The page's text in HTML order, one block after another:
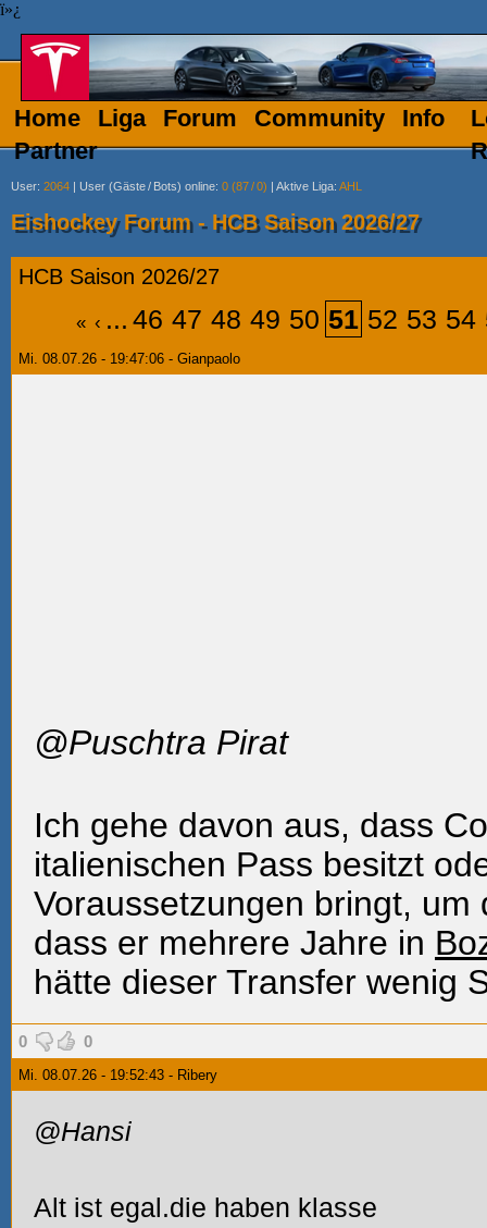
ï»¿
Home Liga Forum Community
Info
Partner
User: 2064 | User (Gäste/ Bots) online: 0 (87/0) | Aktive Liga: AHL
Eishockey Forum - HCB Saison 2026/27
HCB Saison 2026/27
« ‹ ... 46 47 48 49 50 51 52 53 54
Mi. 08.07.26 - 19:47:06 - Gianpaolo
@Puschtra Pirat
Ich gehe davon aus, dass
italienischen Pass besitzt
Voraussetzungen bringt, um
dass er mehrere Jahre in
hätte dieser Transfer wenig
0 0
Mi. 08.07.26 - 19:52:43 - Ribery
@Hansi
Alt ist egal.die haben klasse